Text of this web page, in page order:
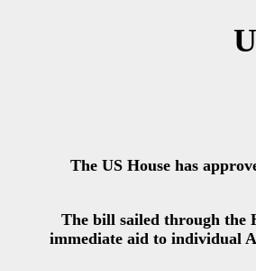
The US House has
The bill sailed through the
immediate aid to individual